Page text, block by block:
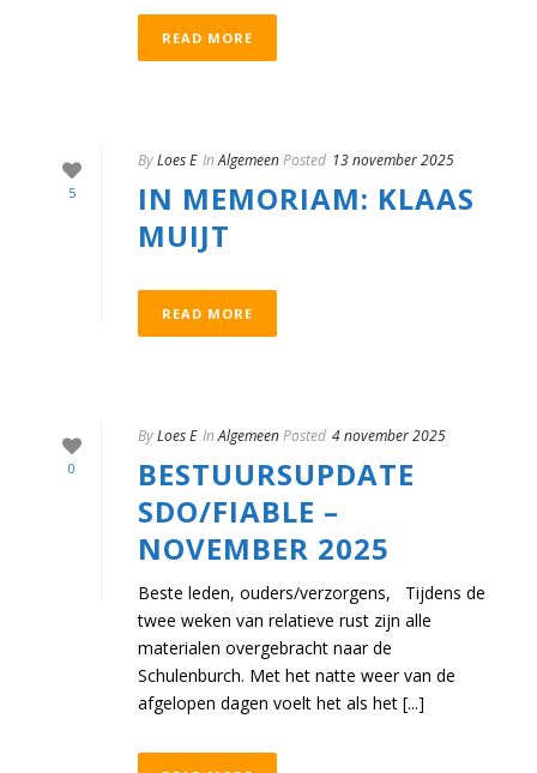
READ MORE
5
ByLoes E InAlgemeenPosted 13 november 2025
IN MEMORIAM: KLAAS
MUIJT
READ MORE
0
ByLoes E InAlgemeenPosted 4 november 2025
BESTUURSUPDATE
SDO/FIABLE –
NOVEMBER 2025
Beste leden, ouders/verzorgens, Tijdens de
twee weken van relatieve rust zijn alle
materialen overgebracht naar de
Schulenburch. Met het natte weer van de
afgelopen dagen voelt het als het [...]